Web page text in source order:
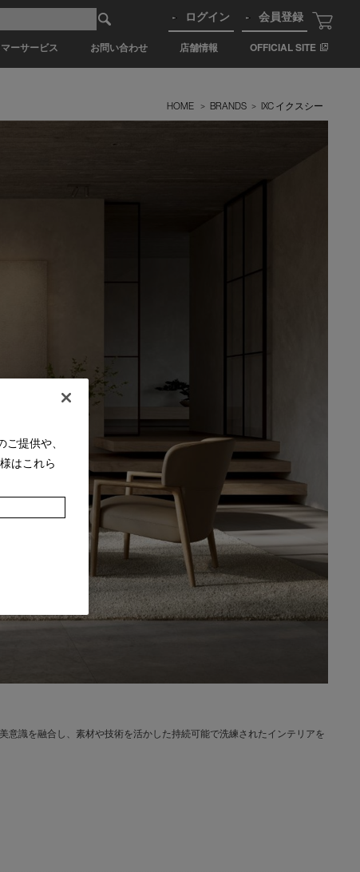
ーサービス お問い合わせ 店舗情報 OFFICIAL SITE
ログイン 会員登録
HOME > BRANDS > IXC イクスシー
意識を融合し、素材や技術を活かした持続可能で洗練されたインテリアを
提供や、
はこれら